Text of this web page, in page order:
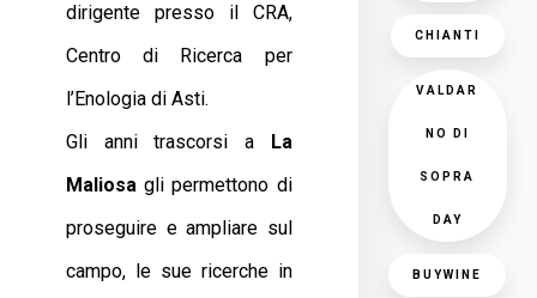
dirigente presso il CRA,
Centro di Ricerca per
l’Enologia di Asti.
Gli anni trascorsi a La
Maliosa gli permettono di
proseguire e ampliare sul
campo, le sue ricerche in
CHIANTI
VALDAR
NO DI
SOPRA
DAY
BUYWINE